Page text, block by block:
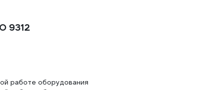
9312
работе оборудования